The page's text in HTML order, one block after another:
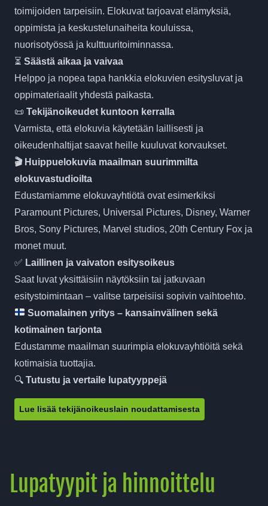
toimijoiden tarpeisiin. Elokuvat tarjoavat elämyksiä,
oppimista ja keskustelunaiheita kouluissa,
nuorisotyössä ja kulttuuritoiminnassa.
⏳ Säästä aikaa ja vaivaa
Helppo ja nopea tapa hankkia elokuvien esitysluvat ja
oppimateriaalit yhdestä paikasta.
📜 Tekijänoikeudet kuntoon kerralla
Varmista, että elokuvia käytetään laillisesti ja
oikeudenhaltijat saavat heille kuuluvat korvaukset.
🎬 Huippuelokuvia maailman suurimmilta
elokuvastudioilta
Edustamiamme elokuvayhtiötä ovat esimerkiksi
Paramount Pictures, Universal Pictures, Disney, Warner
Bros, Sony Pictures, Marvel studios, 20th Century Fox ja
monet muut.
✅ Laillinen ja vaivaton esitysoikeus
Saat luvat yksittäisiin näytöksiin tai jatkuvaan
esitystoimintaan – valitse tarpeisiisi sopivin vaihtoehto.
Suomalainen yritys – kansainvälinen sekä
kotimainen tarjonta
Edustamme maailman suurimpia elokuvayhtiöitä sekä
kotimaisia tuottajia.
🔍 Tutustu ja vertaile lupatyyppejä
Lue lisää tekijänoikeuslain noudattamisesta
Lupatyypit ja hinnoittelu